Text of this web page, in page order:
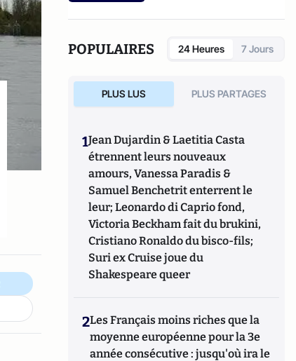
POPULAIRES 24 Heures 7 Jours
PLUS LUS PLUS PARTAGES
1Jean Dujardin & Laetitia Casta
étrennent leurs nouveaux
amours, Vanessa Paradis &
Samuel Benchetrit enterrent le
leur; Leonardo di Caprio fond,
Victoria Beckham fait du brukini,
Cristiano Ronaldo du bisco-fils;
Suri ex Cruise joue du
Shakespeare queer
2Les Français moins riches que la
moyenne européenne pour la 3e
année consécutive : jusqu'où ira le